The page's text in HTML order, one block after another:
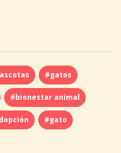
#gatos
#bienestar animal
#gato